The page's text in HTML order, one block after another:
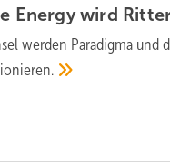
Energy wird
werden Paradigma und